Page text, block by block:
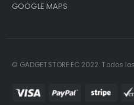
GOOGLE MAPS
© GADGETSTORE.EC 2022. Todos